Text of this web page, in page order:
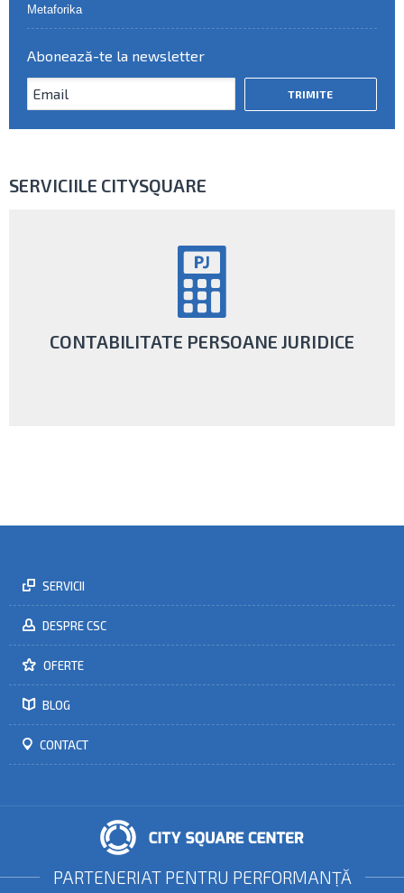
Metaforika
Abonează-te la newsletter
SERVICIILE CITYSQUARE
CONTABILITATE PERSOANE JURIDICE
SERVICII
DESPRE CSC
OFERTE
BLOG
CONTACT
PARTENERIAT PENTRU PERFORMANŢĂ